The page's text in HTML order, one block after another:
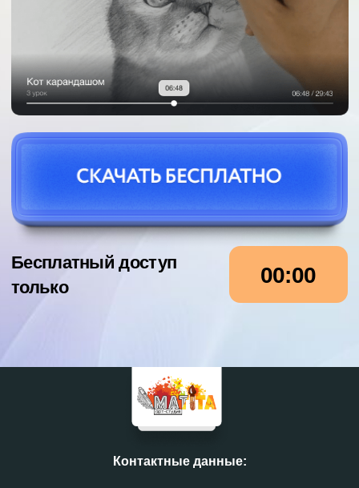
Бесплатный доступ
только
00:00
Контактные данные: